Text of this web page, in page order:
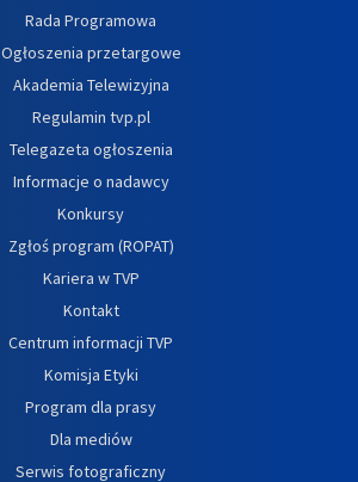
Rada Programowa
Ogłoszenia przetargowe
Akademia Telewizyjna
Regulamin tvp.pl
Telegazeta ogłoszenia
Informacje o nadawcy
Konkursy
Zgłoś program (ROPAT)
Kariera w TVP
Kontakt
Centrum informacji TVP
Komisja Etyki
Program dla prasy
Dla mediów
Serwis fotograficzny